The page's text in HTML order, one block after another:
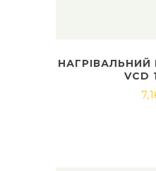
НАГРІВАЛЬНИЙ
VCD